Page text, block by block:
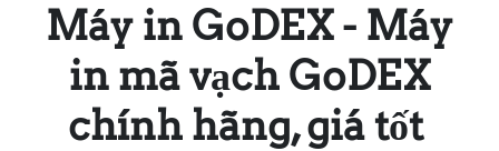
Máy in GoDEX - Máy
in mã vạch GoDEX
chính hãng, giá tốt